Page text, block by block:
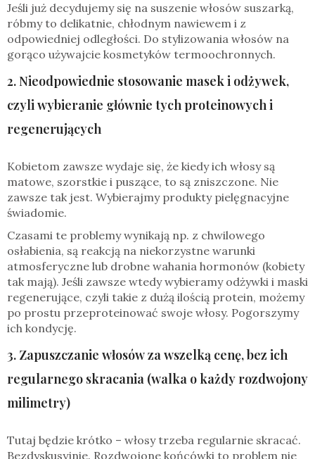
Jeśli już decydujemy się na suszenie włosów suszarką,
róbmy to delikatnie, chłodnym nawiewem i z
odpowiedniej odległości. Do stylizowania włosów na
gorąco używajcie kosmetyków termoochronnych.
2. Nieodpowiednie stosowanie masek i odżywek,
czyli wybieranie głównie tych proteinowych i
regenerujących
Kobietom zawsze wydaje się, że kiedy ich włosy są
matowe, szorstkie i puszące, to są zniszczone. Nie
zawsze tak jest. Wybierajmy produkty pielęgnacyjne
świadomie.
Czasami te problemy wynikają np. z chwilowego
osłabienia, są reakcją na niekorzystne warunki
atmosferyczne lub drobne wahania hormonów (kobiety
tak mają). Jeśli zawsze wtedy wybieramy odżywki i maski
regenerujące, czyli takie z dużą ilością protein, możemy
po prostu przeproteinować swoje włosy. Pogorszymy
ich kondycję.
3. Zapuszczanie włosów za wszelką cenę, bez ich
regularnego skracania (walka o każdy rozdwojony
milimetry)
Tutaj będzie krótko – włosy trzeba regularnie skracać.
Bezdyskusyjnie. Rozdwojone końcówki to problem nie